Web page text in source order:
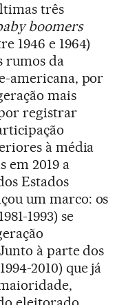
três
boomers
1946 e 1964)
rumos da
americana, por
mais
registrar
à média
em 2019 a
Estados
um marco: os
1993) se
à parte dos
2010) que já